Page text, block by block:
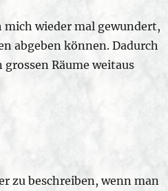
mich wieder mal gewundert,
abgeben können. Dadurch
Räume weitaus
zu beschreiben, wenn man